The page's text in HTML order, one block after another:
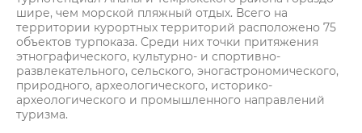
шире, чем морской пляжный отдых. Всего на
территории курортных территорий расположено 75
объектов турпоказа. Среди них точки притяжения
этнографического, культурно- и спортивно-
развлекательного, сельского, эногастрономического,
природного, археологического, историко-
археологического и промышленного направлений
туризма.